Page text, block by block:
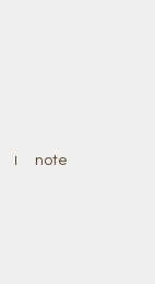
instagram
note